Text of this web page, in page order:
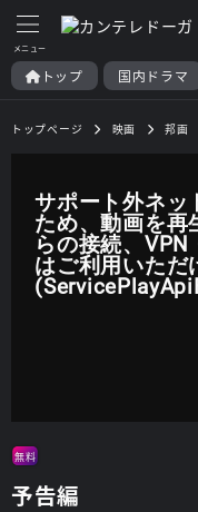
トップ 国内ドラマ
トップページ 映画 邦画
サポート外ネッ
ため、動画を再
らの接続、
はご利用いただ
無料
予告編